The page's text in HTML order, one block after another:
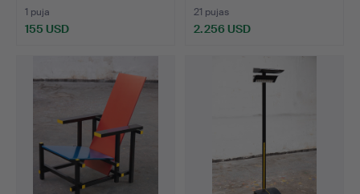
1 puja
155 USD
21 pujas
2.256 USD